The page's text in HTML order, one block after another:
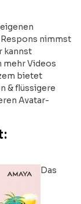
nimmst
kannst
mehr Videos
bietet
& flüssigere
Avatar-
Das